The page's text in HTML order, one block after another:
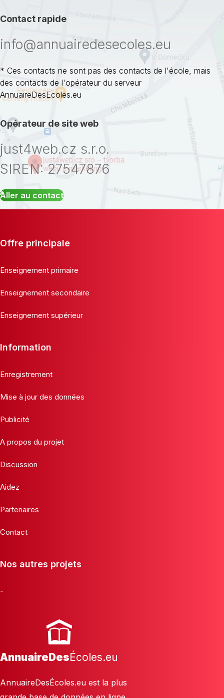
Contact rapide
info@annuairedesecoles.eu
* Ces contacts ne sont pas des contacts de l'école, mais
des contacts de l'opérateur du serveur
AnnuaireDesEcoles.eu
Opérateur de site web
just4web.cz s.r.o.
SIREN: 27547876
Aller au contact
Offre principale
Enseignement primaire
Enseignement secondaire
Enseignement supérieur
Information
Enregistrement
Mise à jour des données
Publicité
A propos du projet
Discussion
Aidez
Partenaires
Contact
Nos autres projets
-
AnnuaireDesÉcoles.eu
AnnuaireDesÉcoles.eu est la plus